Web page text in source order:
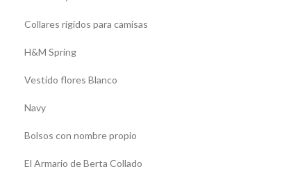
Collares rígidos para camisas
H&M Spring
Vestido flores Blanco
Navy
Bolsos con nombre propio
El Armario de Berta Collado